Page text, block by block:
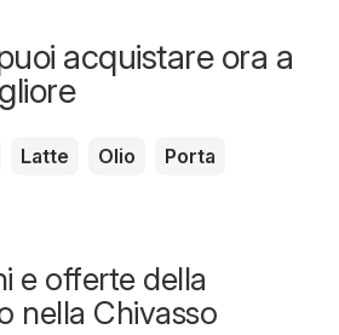
acquistare ora a
Latte Olio
Porta
e offerte della
nella Chivasso